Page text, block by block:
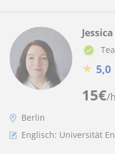
15€/h
Jessica
★ 5,0
Berlin
Englisch: Universität